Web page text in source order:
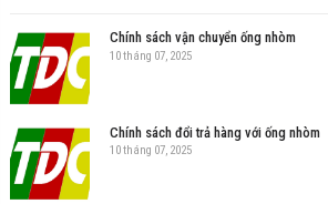
Chính sách vận chuyển ống nhòm
10 tháng 07, 2025
Chính sách đổi trả hàng với ống nhòm
10 tháng 07, 2025